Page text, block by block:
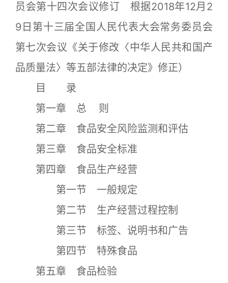
员会第十四次会议修订 根据2018年12月2
9日第十三届全国人民代表大会常务委员会
第七次会议《关于修改〈中华人民共和国产
品质量法〉等五部法律的决定》修正）
目 录
第一章 总 则
第二章 食品安全风险监测和评估
第三章 食品安全标准
第四章 食品生产经营
第一节 一般规定
第二节 生产经营过程控制
第三节 标签、说明书和广告
第四节 特殊食品
第五章 食品检验